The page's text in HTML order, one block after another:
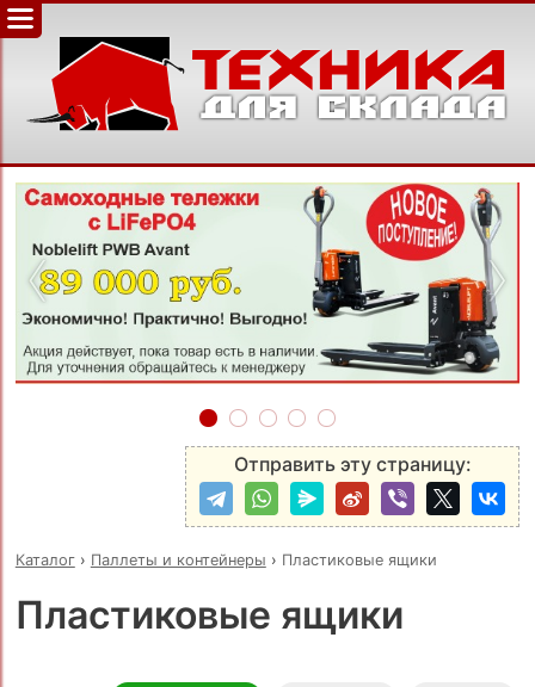
‹ ›
Отправить эту страницу:
Каталог› Паллеты и контейнеры › Пластиковые ящики
Пластиковые ящики